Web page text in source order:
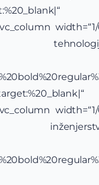
width=“1/
width=“1/